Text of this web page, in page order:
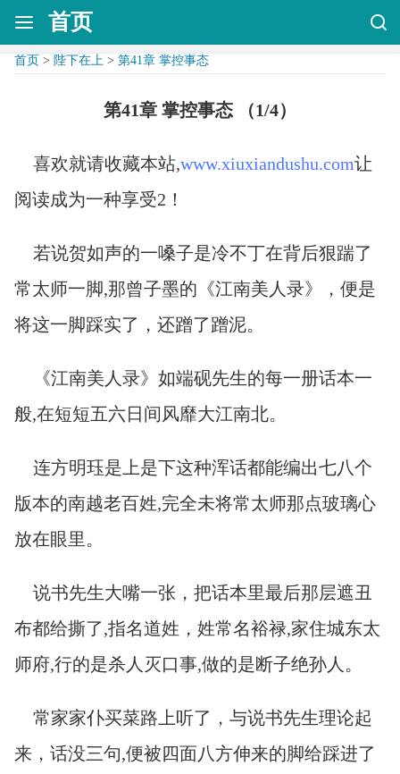
首页
首页 > 陛下在上 > 第41章 掌控事态
第41章 掌控事态 （1/4）
喜欢就请收藏本站,www.xiuxiandushu.com让
阅读成为一种享受2！
若说贺如声的一嗓子是冷不丁在背后狠踹了
常太师一脚,那曾子墨的《江南美人录》，便是
将这一脚踩实了，还蹭了蹭泥。
《江南美人录》如端砚先生的每一册话本一
般,在短短五六日间风靡大江南北。
连方明珏是上是下这种浑话都能编出七八个
版本的南越老百姓,完全未将常太师那点玻璃心
放在眼里。
说书先生大嘴一张，把话本里最后那层遮丑
布都给撕了,指名道姓，姓常名裕禄,家住城东太
师府,行的是杀人灭口事,做的是断子绝孙人。
常家家仆买菜路上听了，与说书先生理论起
来，话没三句,便被四面八方伸来的脚给踩进了